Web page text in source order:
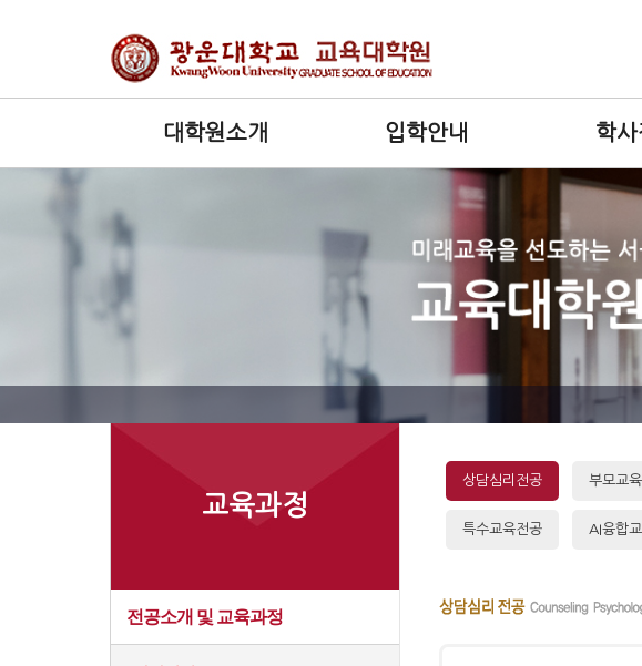
대학원소개 입학안내 학
교육과정
전공소개 및 교육과정
상담심리전공 부모교
특수교육전공 AI융합